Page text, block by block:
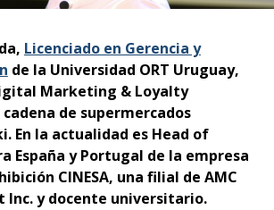
Licenciado en Gerencia y
de la Universidad ORT Uruguay,
Marketing & Loyalty
de supermercados
En la actualidad es Head of
España y Portugal de la empresa
CINESA, una filial de AMC
Inc. y docente universitario.